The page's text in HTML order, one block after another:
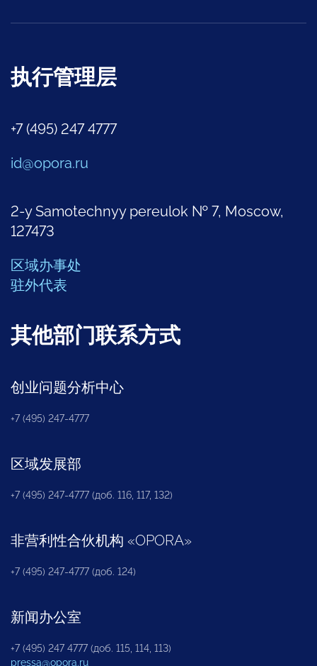
执行管理层
+7 (495) 247 4777
id@opora.ru
2-y Samotechnyy pereulok № 7, Moscow,
127473
区域办事处
驻外代表
其他部门联系方式
创业问题分析中心
+7 (495) 247-4777
区域发展部
+7 (495) 247-4777 (доб. 116, 117, 132)
非营利性合伙机构 «OPORA»
+7 (495) 247-4777 (доб. 124)
新闻办公室
+7 (495) 247 4777 (доб. 115, 114, 113)
pressa@opora.ru